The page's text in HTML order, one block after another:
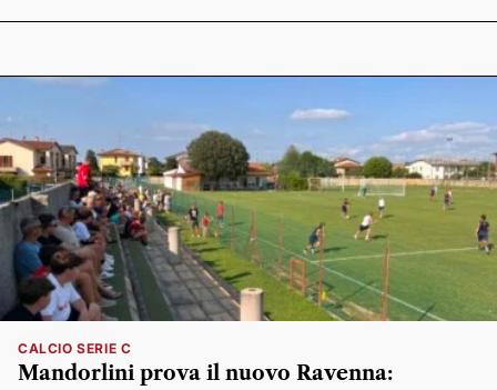
CALCIO SERIE C
Mandorlini prova il nuovo Ravenna: